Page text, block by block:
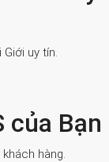
uy tín.
của Bạn
hàng.